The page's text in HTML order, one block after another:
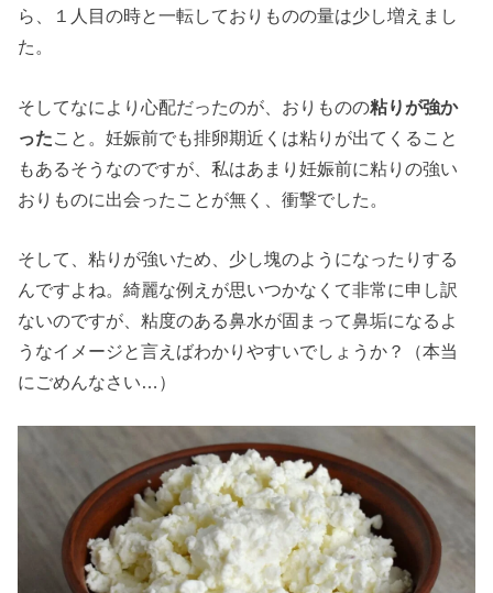
ら、１人目の時と一転しておりものの量は少し増えまし
た。
そしてなにより心配だったのが、おりものの粘りが強か
ったこと。妊娠前でも排卵期近くは粘りが出てくること
もあるそうなのですが、私はあまり妊娠前に粘りの強い
おりものに出会ったことが無く、衝撃でした。
そして、粘りが強いため、少し塊のようになったりする
んですよね。綺麗な例えが思いつかなくて非常に申し訳
ないのですが、粘度のある鼻水が固まって鼻垢になるよ
うなイメージと言えばわかりやすいでしょうか？（本当
にごめんなさい…）